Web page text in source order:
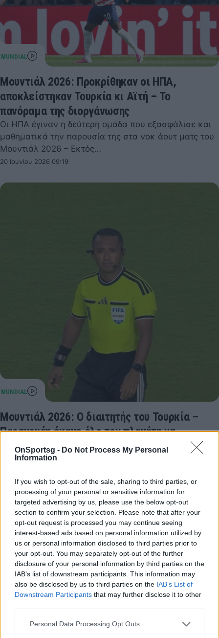
OnSportsg - Do Not Process My Personal
Information
If you wish to opt-out of the sale, sharing to third parties, or
processing of your personal or sensitive information for
targeted advertising by us, please use the below opt-out
section to confirm your selection. Please note that after your
opt-out request is processed you may continue seeing
interest-based ads based on personal information utilized by
us or personal information disclosed to third parties prior to
your opt-out. You may separately opt-out of the further
disclosure of your personal information by third parties on the
IAB’s list of downstream participants. This information may
also be disclosed by us to third parties on the IAB’s List of
Downstream Participants that may further disclose it to other
Personal Data Processing Opt Outs
Μουντιάλ 2026: Προκρίθηκαν οι ΗΠΑ,
αποκλείστηκαν Τουρκία κι Αϊτή – Το
πανόραμα της διοργάνωσης
Οι ΗΠΑ έγιναν η δεύτερη ομάδα που εξασφάλισε και
μαθηματικά την παρουσία της στα νοκ άουτ ματς του
Μουντιάλ 2026 – Εκτός…
20 Ιουνίου 2026 09:19
Μουντιάλ 2026: Ο διαιτητής του Τουρκία –
Παραγουάη έκανε όλο τον πλανήτη να
παραμιλάει!
Ο Ιβάν Μπάρτον βρίσκεται στο επίκεντρο του
την αποφασιστικότητα και τον επαγγελματισμό του,
κατά τη διάρκεια…
20 Ιουνίου 2026 08:50